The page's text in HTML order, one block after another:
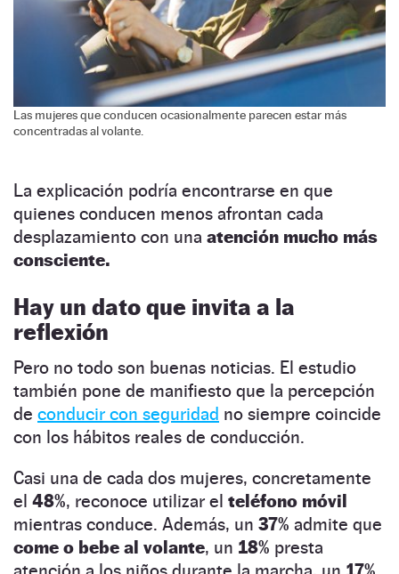
Las mujeres que conducen ocasionalmente parecen estar más
concentradas al volante.
La explicación podría encontrarse en que
quienes conducen menos afrontan cada
desplazamiento con una atención mucho más
consciente.
Hay un dato que invita a la
reflexión
Pero no todo son buenas noticias. El estudio
también pone de manifiesto que la percepción
de conducir con seguridad no siempre coincide
con los hábitos reales de conducción.
Casi una de cada dos mujeres, concretamente
el 48%, reconoce utilizar el teléfono móvil
mientras conduce. Además, un 37% admite que
come o bebe al volante, un 18% presta